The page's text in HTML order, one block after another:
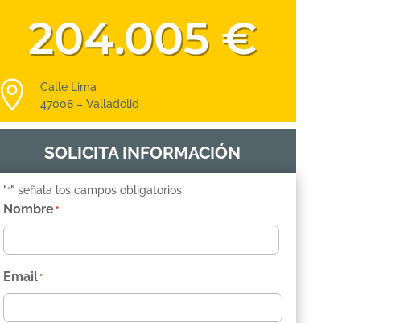
204.005 €

Calle Lima
47008 – Valladolid
SOLICITA INFORMACIÓN
"*" señala los campos obligatorios
Nombre*
Email*